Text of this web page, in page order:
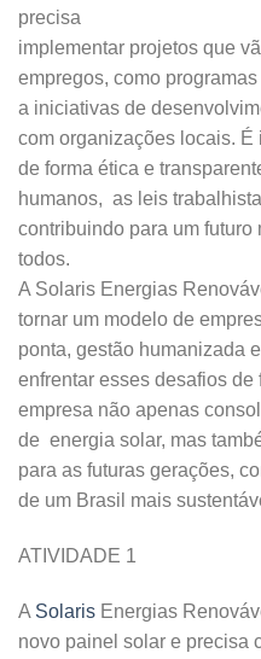
precisa
implementar projetos que
empregos, como
a iniciativas de
com organizações locais.
de forma ética e
humanos, as leis
contribuindo para um futuro
todos.
A Solaris Energias
tornar um modelo de
ponta, gestão humanizada
enfrentar esses desafios
empresa não apenas
de energia solar, mas
para as futuras gerações,
de um Brasil mais
ATIVIDADE 1
A Solaris Energias
novo painel solar e precisa